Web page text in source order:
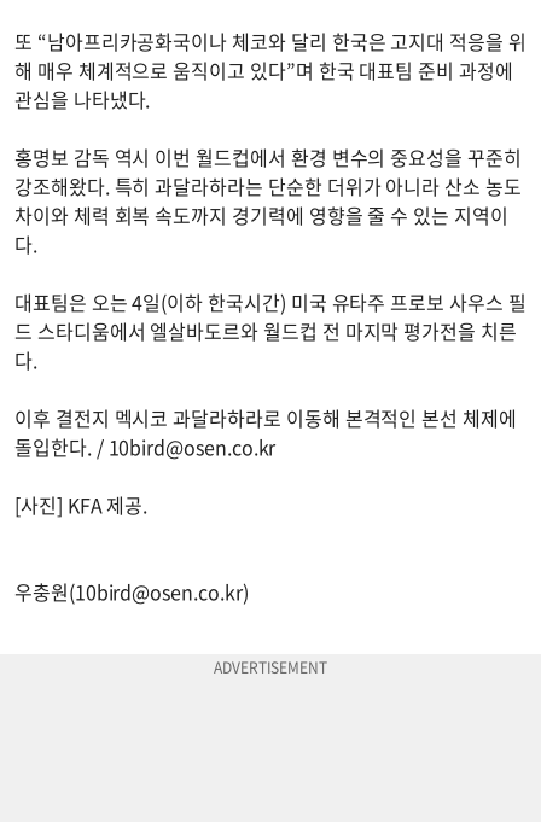
또 “남아프리카공화국이나 체코와 달리 한국은 고지대 적응을 위
해 매우 체계적으로 움직이고 있다”며 한국 대표팀 준비 과정에
관심을 나타냈다.
홍명보 감독 역시 이번 월드컵에서 환경 변수의 중요성을 꾸준히
강조해왔다. 특히 과달라하라는 단순한 더위가 아니라 산소 농도
차이와 체력 회복 속도까지 경기력에 영향을 줄 수 있는 지역이
다.
대표팀은 오는 4일(이하 한국시간) 미국 유타주 프로보 사우스 필
드 스타디움에서 엘살바도르와 월드컵 전 마지막 평가전을 치른
다.
이후 결전지 멕시코 과달라하라로 이동해 본격적인 본선 체제에
돌입한다. / 10bird@osen.co.kr
[사진] KFA 제공.
우충원(10bird@osen.co.kr)